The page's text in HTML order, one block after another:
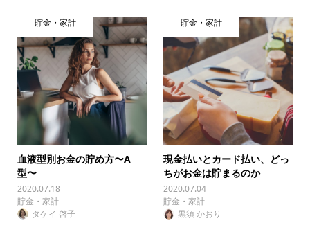
貯金・家計
血液型別お金の貯め方〜A
型〜
2020.07.18
貯金・家計
タケイ 啓子
貯金・家計
現金払いとカード払い、どっ
ちがお金は貯まるのか
2020.07.04
貯金・家計
黒須 かおり